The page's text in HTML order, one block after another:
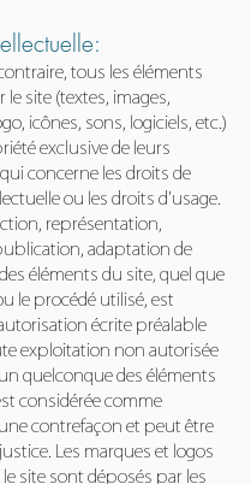
tous les éléments
le site (textes, images,
icônes, sons, logiciels, etc.)
exclusive de leurs
concerne les droits de
ou les droits d’usage.
représentation,
adaptation de
éléments du site, quel que
le procédé utilisé, est
écrite préalable
exploitation non autorisée
quelconque des éléments
considérée comme
contrefaçon et peut être
Les marques et logos
site sont déposés par les